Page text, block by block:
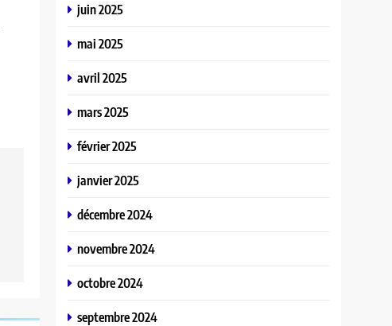
juin 2025
mai 2025
avril 2025
mars 2025
février 2025
janvier 2025
décembre 2024
novembre 2024
octobre 2024
septembre 2024